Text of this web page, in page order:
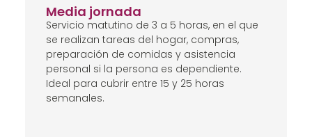
Media jornada
Servicio matutino de 3 a 5 horas, en el que
se realizan tareas del hogar, compras,
preparación de comidas y asistencia
personal si la persona es dependiente.
Ideal para cubrir entre 15 y 25 horas
semanales.